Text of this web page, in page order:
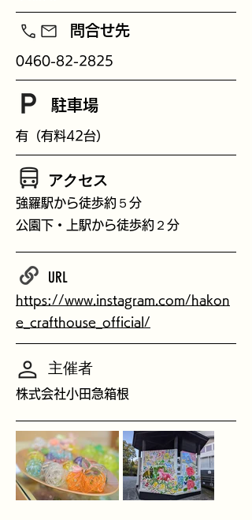
​問合せ先
0460-82-2825
駐車場
有（有料42台）
​アクセス
強羅駅から徒歩約５分
公園下・上駅から徒歩約２分
URL
https://www.instagram.com/hakon
e_crafthouse_official/
主催者
株式会社小田急箱根